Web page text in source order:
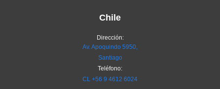
Chile
Dirección:
Av. Apoquindo 5950,
Santiago
Teléfono:
CL +56 9 4612 6024